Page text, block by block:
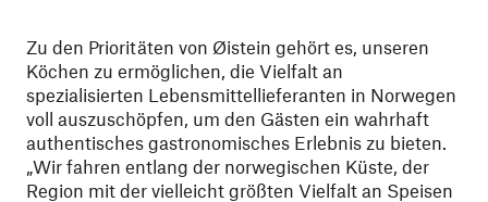
Zu den Prioritäten von Øistein gehört es, unseren
Köchen zu ermöglichen, die Vielfalt an
spezialisierten Lebensmittellieferanten in Norwegen
voll auszuschöpfen, um den Gästen ein wahrhaft
authentisches gastronomisches Erlebnis zu bieten.
„Wir fahren entlang der norwegischen Küste, der
Region mit der vielleicht größten Vielfalt an Speisen